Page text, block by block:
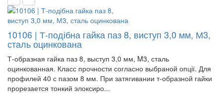
10106 | Т-подібна гайка паз 8, виступ 3,0 мм, М3,
сталь оцинкована
Т-образная гайка паз 8, выступ 3,0 мм, M3, сталь
оцинкованная. Класс прочности согласно выбраной опції. Для
профилей 40 с пазом 8 мм. При затягивании т-образной гайки
прорезается тонкий элоксиро...